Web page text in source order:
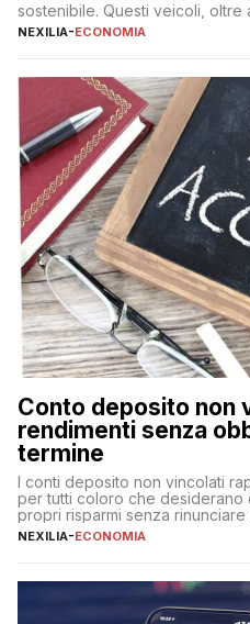
sostenibile. Questi veicoli, oltre
offrono vantaggi economici a
fare se non […]
NEXILIA-ECONOMIA
Conto deposito non
rendimenti senza
termine
I conti deposito non vincolati
per tutti coloro che desiderano
propri risparmi senza
necessità. A differenza delle
flessibilità e rendimento. Come
NEXILIA-ECONOMIA